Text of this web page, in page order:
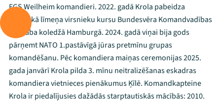
Mana programma
Festivāls
Programma
FGS Weilheim komandieri. 2022. gadā Krola pabeidza
augstākā līmeņa virsnieku kursu Bundesvēra Komandvadības
un štāba koledžā Hamburgā. 2024. gadā viņai bija gods
pārņemt NATO 1.pastāvīgā jūras pretmīnu grupas
komandēšanu. Pēc komandiera maiņas ceremonijas 2025.
gada janvārī Krola pilda 3. mīnu neitralizēšanas eskadras
komandiera vietnieces pienākumus Ķīlē. Komandkapteine
Krola ir piedalījusies dažādās starptautiskās mācībās: 2010.